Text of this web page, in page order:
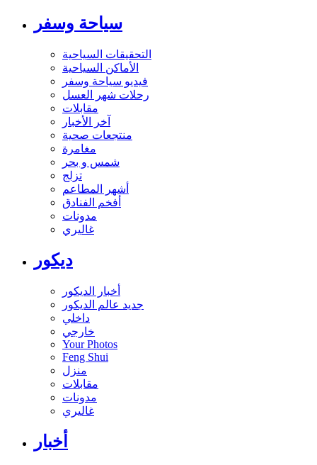
سياحة وسفر
التحقيقات السياحية
الأماكن السياحية
فيديو سياحة وسفر
رحلات شهر العسل
مقابلات
آخر الأخبار
منتجعات صحية
مغامرة
شمس و بحر
تزلج
أشهر المطاعم
أفخم الفنادق
مدونات
غاليري
ديكور
أخبار الديكور
جديد عالم الديكور
داخلي
خارجي
Your Photos
Feng Shui
منزل
مقابلات
مدونات
غاليري
أخبار